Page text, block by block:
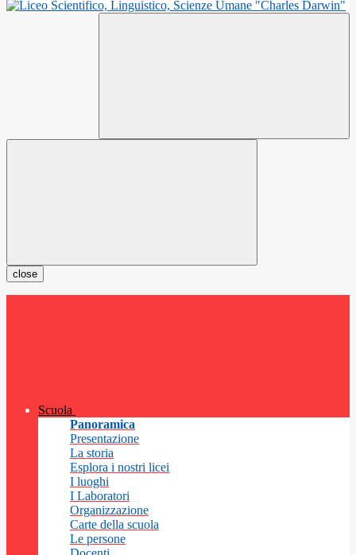
close
Scuola
Panoramica
Presentazione
La storia
Esplora i nostri licei
I luoghi
I Laboratori
Organizzazione
Carte della scuola
Le persone